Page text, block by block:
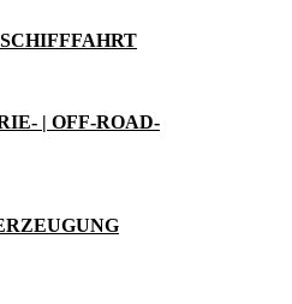
| OFF-ROAD-